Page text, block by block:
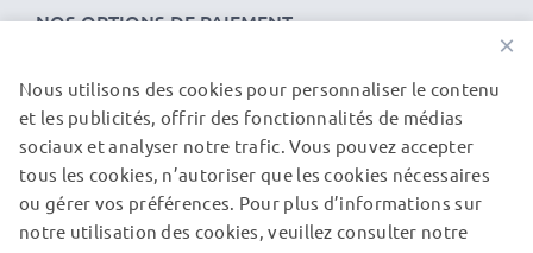
NOS OPTIONS DE PAIEMENT
NOS PARTENAIRES DE LIVRAISON
© subtel.ch 2026
Tous les prix incluent la TVA et excluent les frais de port.
×
Nous utilisons des cookies pour personnaliser le contenu
et les publicités, offrir des fonctionnalités de médias
sociaux et analyser notre trafic. Vous pouvez accepter
tous les cookies, n’autoriser que les cookies nécessaires
ou gérer vos préférences. Pour plus d’informations sur
notre utilisation des cookies, veuillez consulter notre